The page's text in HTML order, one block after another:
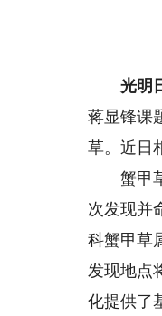
光明日
蒋显锋课
草。近日
蟹甲草
次发现并
科蟹甲草
发现地点
化提供了